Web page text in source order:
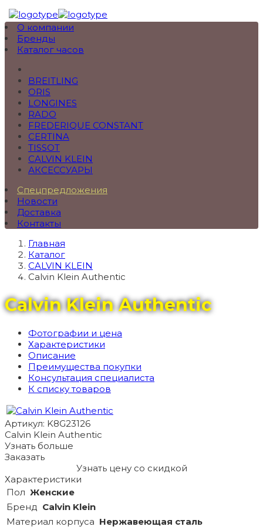
О компании
Бренды
Каталог часов
BREITLING
ORIS
LONGINES
RADO
FREDERIQUE CONSTANT
CERTINA
TISSOT
CALVIN KLEIN
АКСЕССУАРЫ
Спецпредложения
Новости
Доставка
Контакты
Главная
Каталог
CALVIN KLEIN
Calvin Klein Authentic
Calvin Klein Authentic
Фотографии и цена
Характеристики
Описание
Преимущества покупки
Консультация специалиста
К списку товаров
Артикул: K8G23126
Calvin Klein Authentic
Узнать больше
Заказать
Узнать цену со скидкой
Характеристики
Пол Женские
Бренд Calvin Klein
Материал корпуса Нержавеющая сталь